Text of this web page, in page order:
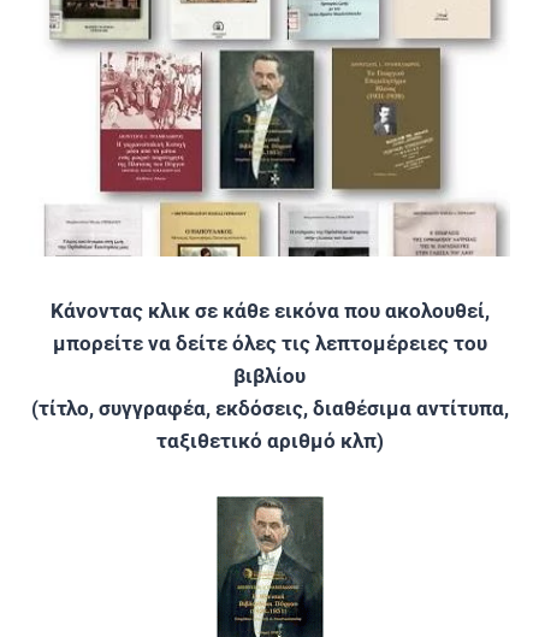
Κάνοντας κλικ σε κάθε εικόνα που ακολουθεί,
μπορείτε να δείτε όλες τις λεπτομέρειες του
βιβλίου
(τίτλο, συγγραφέα, εκδόσεις, διαθέσιμα αντίτυπα,
ταξιθετικό αριθμό κλπ)